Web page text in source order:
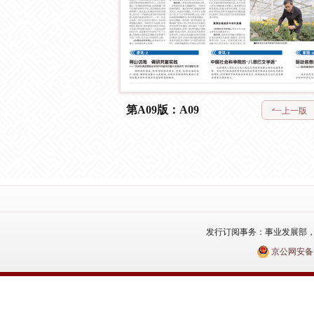
第A09版：A09 上一版
发行订阅事务：事业发展部
京公网安备